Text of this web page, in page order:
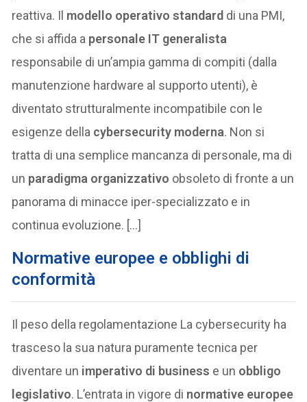
reattiva. Il modello operativo standard di una PMI,
che si affida a personale IT generalista
responsabile di un’ampia gamma di compiti (dalla
manutenzione hardware al supporto utenti), è
diventato strutturalmente incompatibile con le
esigenze della cybersecurity moderna. Non si
tratta di una semplice mancanza di personale, ma di
un paradigma organizzativo obsoleto di fronte a un
panorama di minacce iper-specializzato e in
continua evoluzione. […]
Normative europee e obblighi di
conformità
Il peso della regolamentazione La cybersecurity ha
trasceso la sua natura puramente tecnica per
diventare un imperativo di business e un obbligo
legislativo. L’entrata in vigore di normative europee